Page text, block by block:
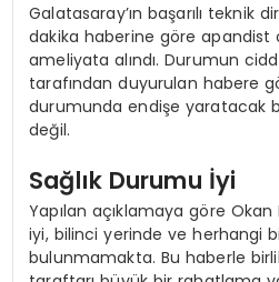
Galatasaray’ın başarılı teknik
dakika haberine göre
ameliyata alındı. Durumun
tarafından duyurulan habere
durumunda endişe yaratacak
değil.
Sağlık Durumu İyi
Yapılan açıklamaya göre Okan
iyi, bilinci yerinde ve herhangi
bulunmamakta. Bu haberle